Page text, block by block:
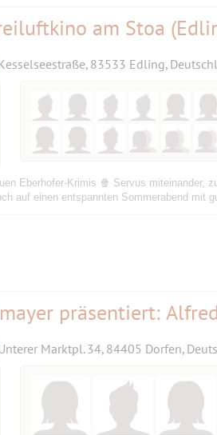
am Stoa
83533 Edling,
Eberhofer-Krimis 🍿 Servus miteinander,
auf einen entspannten Sommerabend mit
präsentiert:
Marktpl. 34, 84405 Dorfen,